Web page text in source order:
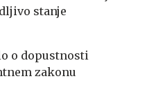
stanje
o dopustnosti
zakonu